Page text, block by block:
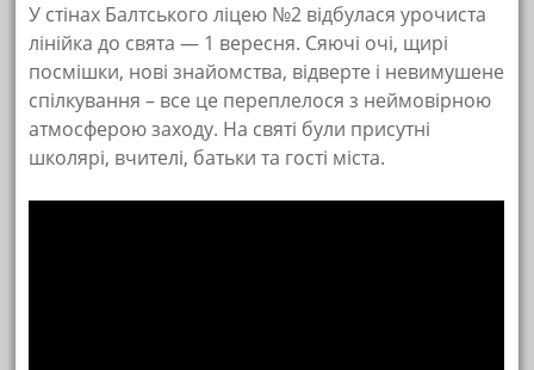
У стінах Балтського ліцею №2 відбулася урочиста
лінійка до свята — 1 вересня. Сяючі очі, щирі
посмішки, нові знайомства, відверте і невимушене
спілкування – все це переплелося з неймовірною
атмосферою заходу. На святі були присутні
школярі, вчителі, батьки та гості міста.